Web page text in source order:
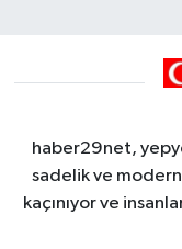
haber29net,
sadelik ve
kaçınıyor ve